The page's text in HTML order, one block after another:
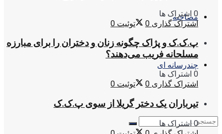
مصاحبه
چندرسانه ای
0 اشتراک ها
اشتراک گذاری 0 توئیت 0
پ.ک.ک و پژاک چگونه زنان و دختران را برای مبارزه
مسلحانه فریب می‌دهند؟
0 اشتراک ها
اشتراک گذاری 0 توئیت 0
تیرباران یک دختر گریلا از سوی پ.ک.ک
0 اشتراک ها